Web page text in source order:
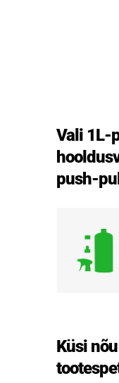
Vali 1L-
push-
Küsi nõu